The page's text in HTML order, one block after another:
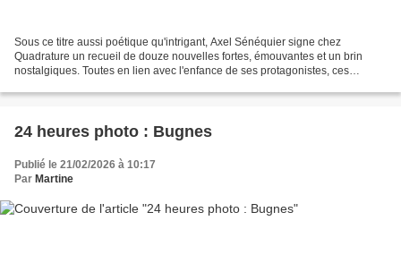
Sous ce titre aussi poétique qu'intrigant, Axel Sénéquier signe chez
Quadrature un recueil de douze nouvelles fortes, émouvantes et un brin
nostalgiques. Toutes en lien avec l'enfance de ses protagonistes, ces
24 heures photo : Bugnes
Publié le 21/02/2026 à 10:17
Par Martine